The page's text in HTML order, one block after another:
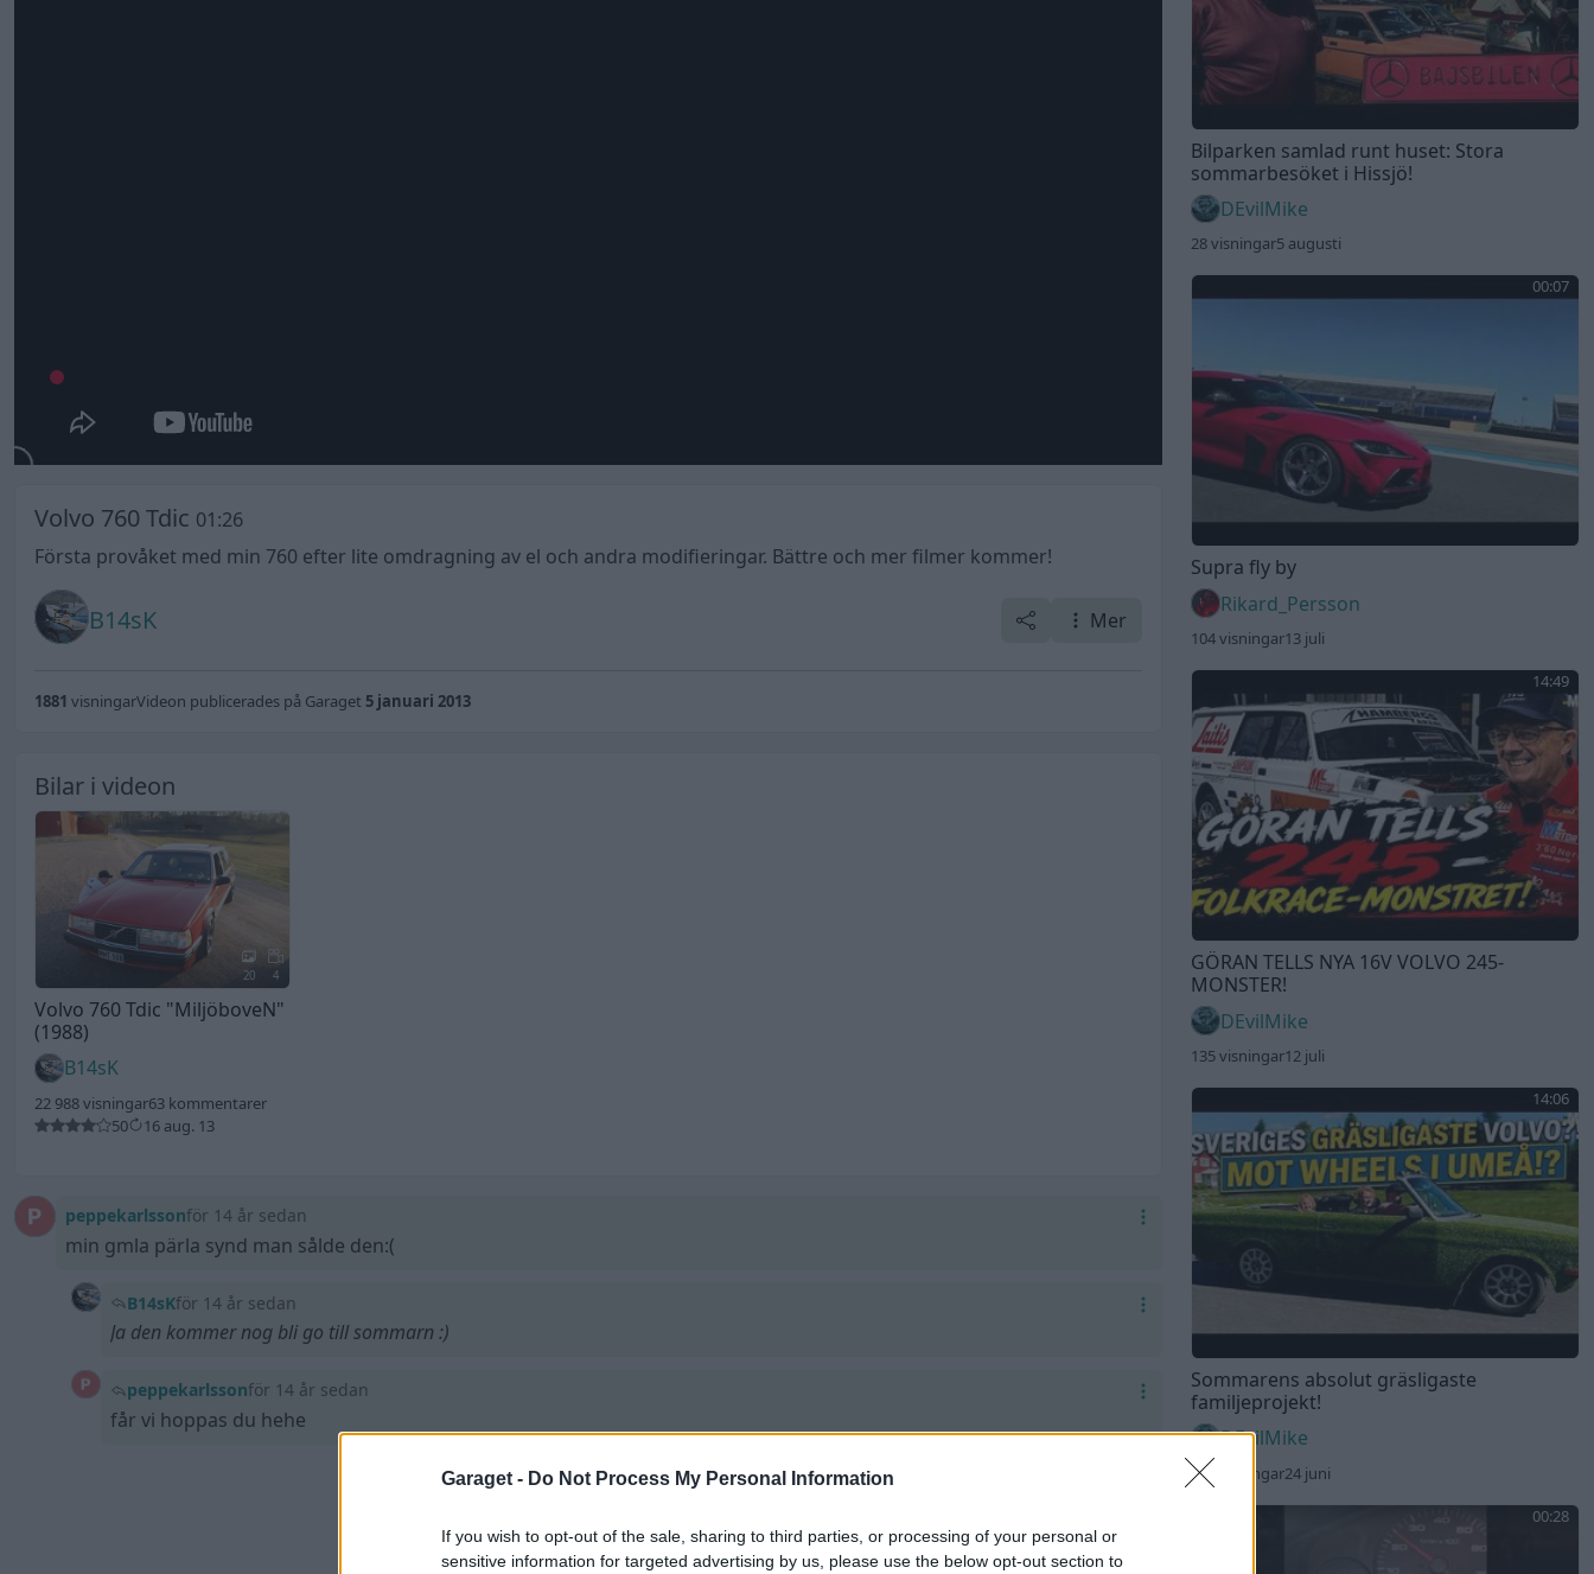
Garaget - Do Not Process My Personal Information
If you wish to opt-out of the sale, sharing to third parties, or processing of your personal or
sensitive information for targeted advertising by us, please use the below opt-out section to
Volvo 760 Tdic 01:26
Första provåket med min 760 efter lite omdragning av el och andra modifieringar. Bättre och mer filmer kommer!
B14sK Mer
1881 visningarVideon publicerades på Garaget 5 januari 2013
Bilar i videon
20 4
Volvo 760 Tdic "MiljöboveN"
(1988)
B14sK
22 988 visningar63 kommentarer
50
16 aug. 13
peppekarlssonför 14 år sedan
min gmla pärla synd man sålde den:(
B14sKför 14 år sedan
Ja den kommer nog bli go till sommarn :)
peppekarlssonför 14 år sedan
får vi hoppas du hehe
Bilparken samlad runt huset: Stora
sommarbesöket i Hissjö!
DEvilMike
28 visningar5 augusti
00:07
Supra fly by
Rikard_Persson
104 visningar13 juli
14:49
GÖRAN TELLS NYA 16V VOLVO 245-
MONSTER!
DEvilMike
135 visningar12 juli
14:06
Sommarens absolut gräsligaste
familjeprojekt!
DEvilMike
151 visningar24 juni
00:28